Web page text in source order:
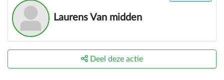
Laurens Van midden
Deel deze actie